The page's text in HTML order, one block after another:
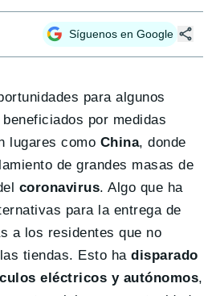
Síguenos en Google
para algunos
por medidas
lugares como China, donde
de grandes masas de
coronavirus. Algo que ha
para la entrega de
a los residentes que no
tiendas. Esto hadisparado
eléctricos y autónomos,